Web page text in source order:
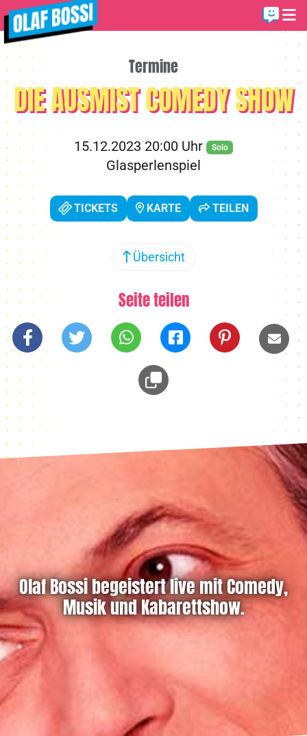
Termine
DIE AUSMIST COMEDY SHOW
15.12.2023 20:00 Uhr Solo
Glasperlenspiel
TICKETS KARTE TEILEN
Übersicht
Seite teilen
Olaf Bossi begeistert live mit Comedy,
Musik und Kabarettshow.